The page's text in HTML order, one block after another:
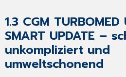
die
Sie
nach
dem
Update
selbst
1.3 CGM
SMART UPDATE –
unkompliziert und
umweltschonend